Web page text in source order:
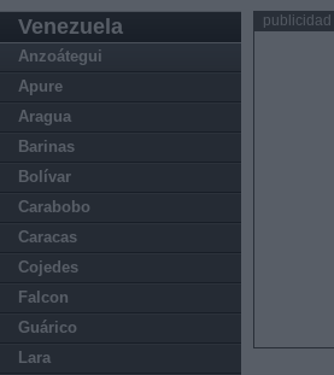
Venezuela
Anzoátegui
Apure
Aragua
Barinas
Bolívar
Carabobo
Caracas
Cojedes
Falcon
Guárico
Lara
publicidad